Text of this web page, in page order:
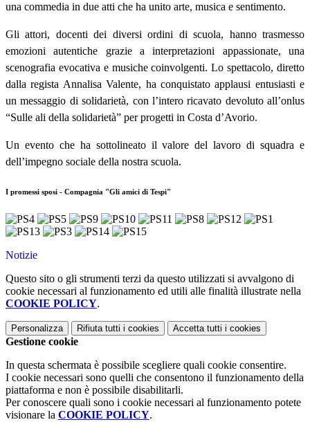
una commedia in due atti che ha unito arte, musica e sentimento.
Gli attori, docenti dei diversi ordini di scuola, hanno trasmesso
emozioni autentiche grazie a interpretazioni appassionate, una
scenografia evocativa e musiche coinvolgenti. Lo spettacolo, diretto
dalla regista Annalisa Valente, ha conquistato applausi entusiasti e
un messaggio di solidarietà, con l’intero ricavato devoluto all’onlus
“Sulle ali della solidarietà” per progetti in Costa d’Avorio.
Un evento che ha sottolineato il valore del lavoro di squadra e
dell’impegno sociale della nostra scuola.
I promessi sposi - Compagnia "Gli amici di Tespi"
Notizie
Questo sito o gli strumenti terzi da questo utilizzati si avvalgono di
cookie necessari al funzionamento ed utili alle finalità illustrate nella
COOKIE POLICY.
Personalizza Rifiuta tutti i cookies Accetta tutti i cookies
Gestione cookie
In questa schermata è possibile scegliere quali cookie consentire.
I cookie necessari sono quelli che consentono il funzionamento della
piattaforma e non è possibile disabilitarli.
Per conoscere quali sono i cookie necessari al funzionamento potete
visionare la COOKIE POLICY.